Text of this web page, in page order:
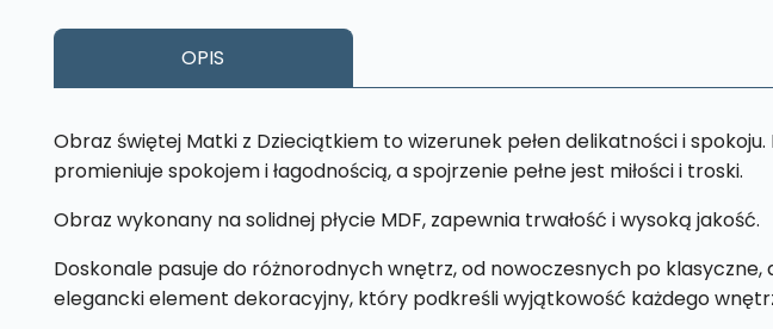
OPIS
Obraz świętej Matki z Dzieciątkiem to wizerunek pełen delikatności i
promieniuje spokojem i łagodnością, a spojrzenie pełne jest miłości i troski.
Obraz wykonany na solidnej płycie MDF, zapewnia trwałość i wysoką jakość.
Doskonale pasuje do różnorodnych wnętrz, od nowoczesnych po
elegancki element dekoracyjny, który podkreśli wyjątkowość każdego